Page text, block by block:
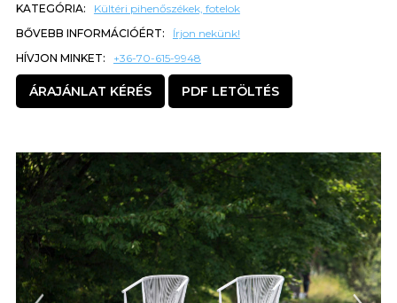
KATEGÓRIA:
Kültéri pihenőszékek, fotelok
BŐVEBB INFORMÁCIÓÉRT:
Írjon nekünk!
HÍVJON MINKET:
+36-70-615-9948
ÁRAJÁNLAT KÉRÉS PDF LETÖLTÉS